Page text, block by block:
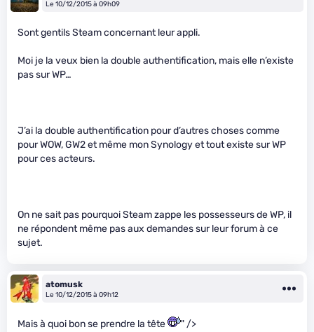
Le 10/12/2015 à 09h09
Sont gentils Steam concernant leur appli.
Moi je la veux bien la double authentification, mais elle n’existe
pas sur WP…
J’ai la double authentification pour d’autres choses comme
pour WOW, GW2 et même mon Synology et tout existe sur WP
pour ces acteurs.
On ne sait pas pourquoi Steam zappe les possesseurs de WP, il
ne répondent même pas aux demandes sur leur forum à ce
sujet.
atomusk
Le 10/12/2015 à 09h12
Mais à quoi bon se prendre la tête " />